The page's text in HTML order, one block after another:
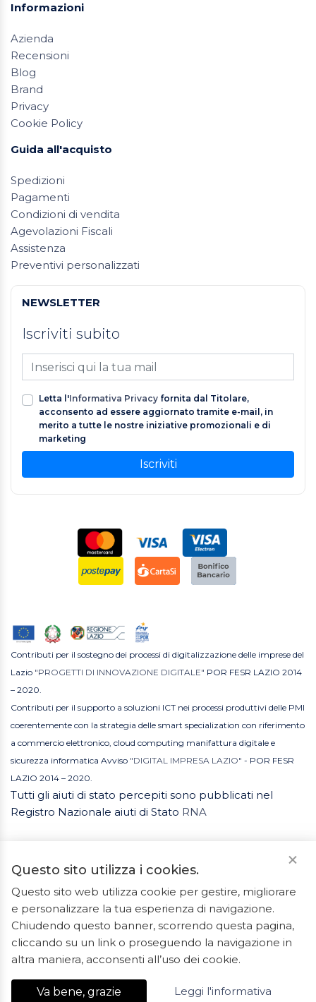
Informazioni
Azienda
Recensioni
Blog
Brand
Privacy
Cookie Policy
Guida all'acquisto
Spedizioni
Pagamenti
Condizioni di vendita
Agevolazioni Fiscali
Assistenza
Preventivi personalizzati
NEWSLETTER
Iscriviti subito
Letta l'Informativa Privacy fornita dal Titolare,
acconsento ad essere aggiornato tramite e-mail, in
merito a tutte le nostre iniziative promozionali e di
marketing
Iscriviti
Contributi per il sostegno dei processi di digitalizzazione delle imprese del
Lazio "PROGETTI DI INNOVAZIONE DIGITALE" POR FESR LAZIO 2014
– 2020.
Contributi per il supporto a soluzioni ICT nei processi produttivi delle PMI
coerentemente con la strategia delle smart specialization con riferimento
a commercio elettronico, cloud computing manifattura digitale e
sicurezza informatica Avviso "DIGITAL IMPRESA LAZIO" - POR FESR
LAZIO 2014 – 2020.
Tutti gli aiuti di stato percepiti sono pubblicati nel
Registro Nazionale aiuti di Stato RNA
2023 © Tutti i diritti riservati. ArredoBagno.shop è un
marchio registrato.
Ceramiche Marrocco - Via Ponte Gagliardo 34 - 04022
Questo sito utilizza i cookies.
Questo sito web utilizza cookie per gestire, migliorare
e personalizzare la tua esperienza di navigazione.
Chiudendo questo banner, scorrendo questa pagina,
cliccando su un link o proseguendo la navigazione in
altra maniera, acconsenti all’uso dei cookie.
Va bene, grazie Leggi l'informativa